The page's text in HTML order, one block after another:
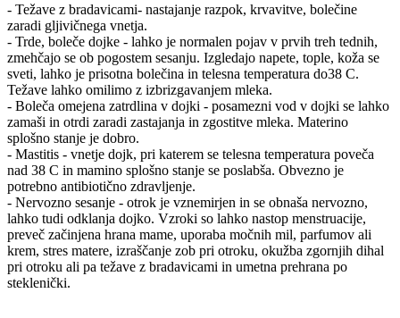
- Težave z bradavicami- nastajanje razpok, krvavitve, bolečine
zaradi gljivičnega vnetja.
- Trde, boleče dojke - lahko je normalen pojav v prvih treh tednih,
zmehčajo se ob pogostem sesanju. Izgledajo napete, tople, koža se
sveti, lahko je prisotna bolečina in telesna temperatura do38 C.
Težave lahko omilimo z izbrizgavanjem mleka.
- Boleča omejena zatrdlina v dojki - posamezni vod v dojki se lahko
zamaši in otrdi zaradi zastajanja in zgostitve mleka. Materino
splošno stanje je dobro.
- Mastitis - vnetje dojk, pri katerem se telesna temperatura poveča
nad 38 C in mamino splošno stanje se poslabša. Obvezno je
potrebno antibiotično zdravljenje.
- Nervozno sesanje - otrok je vznemirjen in se obnaša nervozno,
lahko tudi odklanja dojko. Vzroki so lahko nastop menstruacije,
preveč začinjena hrana mame, uporaba močnih mil, parfumov ali
krem, stres matere, izraščanje zob pri otroku, okužba zgornjih dihal
pri otroku ali pa težave z bradavicami in umetna prehrana po
steklenički.